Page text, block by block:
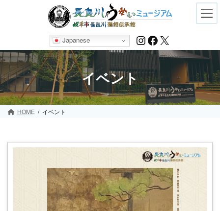
Japanese Instagram
Facebook
X
イベント
HOME イベント